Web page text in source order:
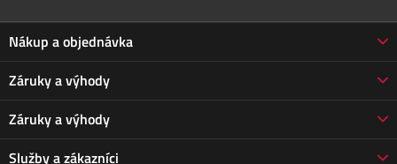
Nákup a objednávka
Obchodné podmienky
Doprava a platba
Predĺžená záruka
Záruky a výhody
Reklamácia
Vrátenie tovaru
Záruky a výhody
Prečo nakupovať u nás
Služby a zákazníci